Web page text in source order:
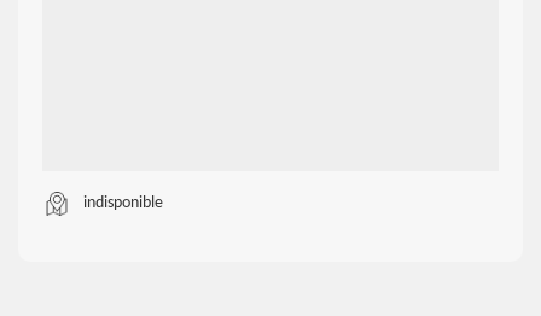
indisponible